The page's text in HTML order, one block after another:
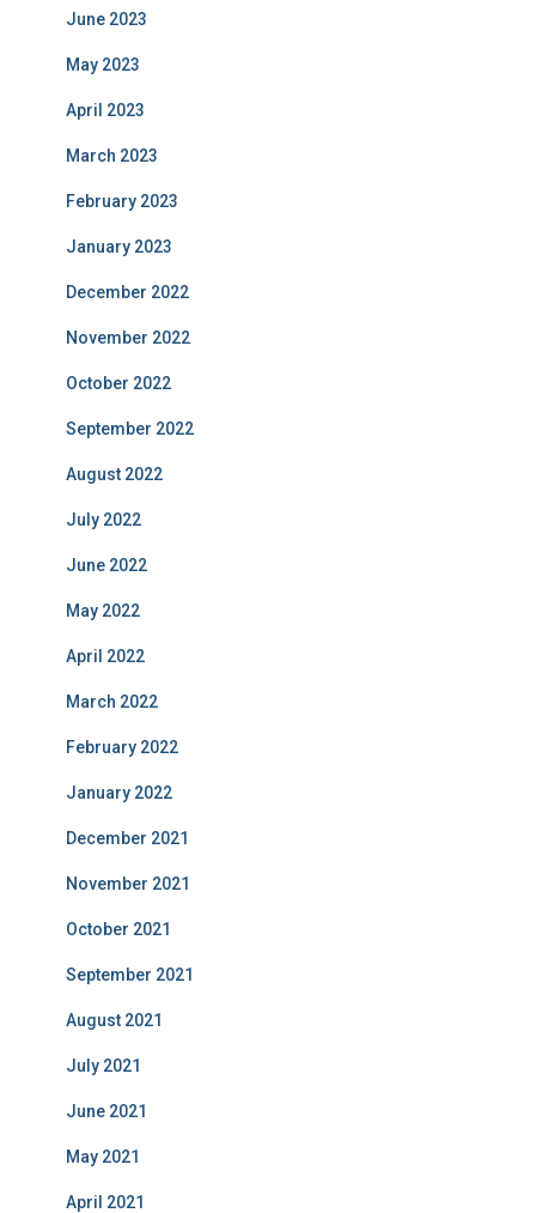
June 2023
May 2023
April 2023
March 2023
February 2023
January 2023
December 2022
November 2022
October 2022
September 2022
August 2022
July 2022
June 2022
May 2022
April 2022
March 2022
February 2022
January 2022
December 2021
November 2021
October 2021
September 2021
August 2021
July 2021
June 2021
May 2021
April 2021